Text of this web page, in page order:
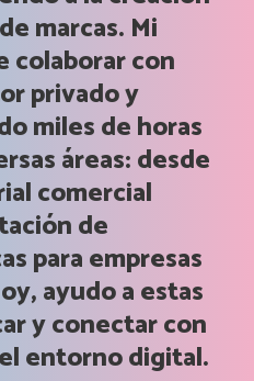
marcas. Mi
con
privado y
miles de horas
áreas: desde
comercial
de
para empresas
ayudo a estas
y conectar con
entorno digital.